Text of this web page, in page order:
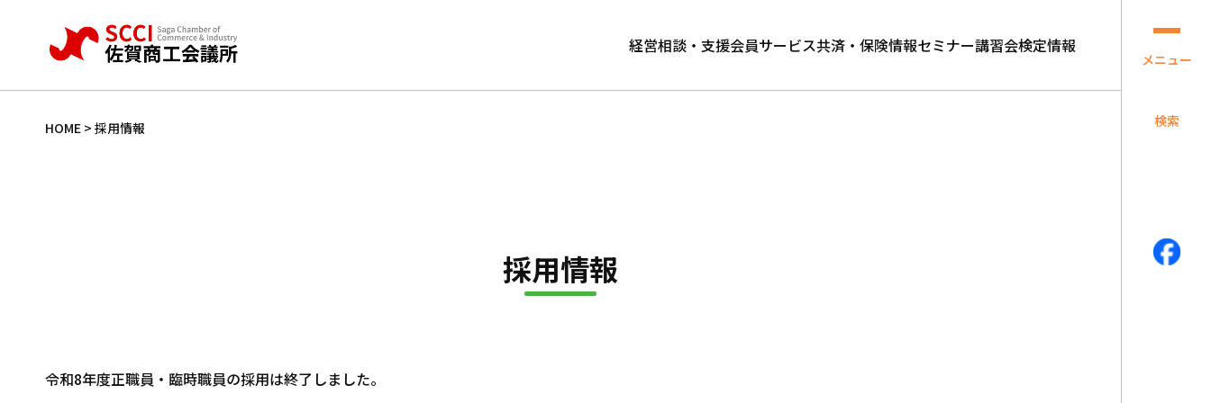
経営相談・支援会員サービス共済・保険情報セミナー講習会検定情報
HOME > 採用情報
採用情報
令和8年度正職員・臨時職員の採用は終了しました。
メニュー
検索